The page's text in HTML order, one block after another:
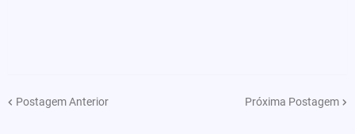
Postagem Anterior Próxima Postagem